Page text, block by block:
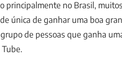
principalmente no Brasil, muitos
única de ganhar uma boa
de pessoas que ganha